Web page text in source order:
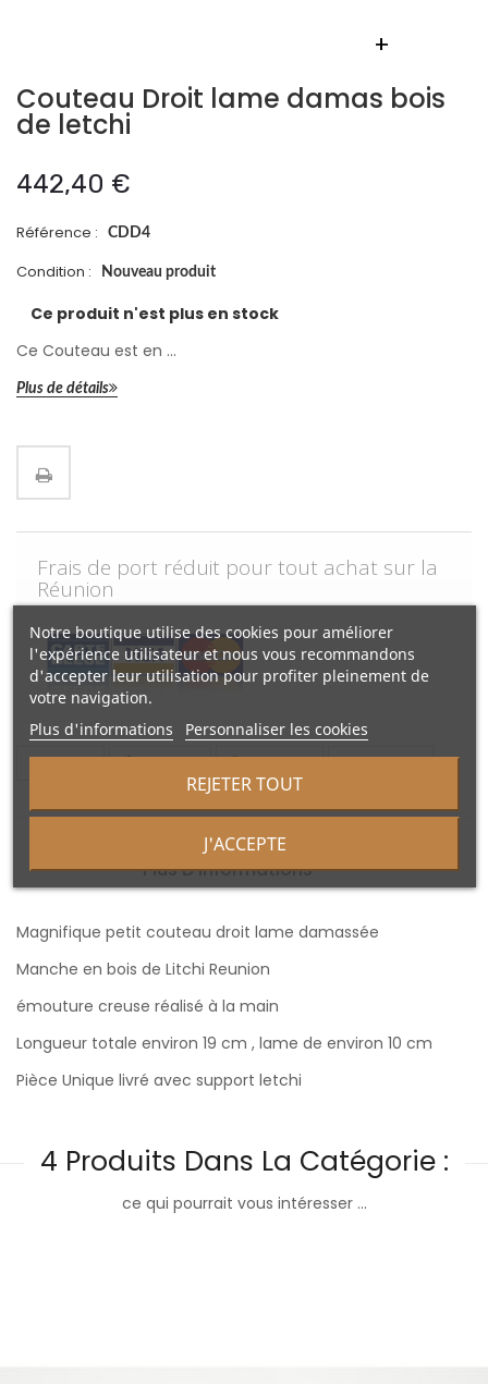
+
Couteau Droit lame damas bois
de letchi
442,40 €
Référence : CDD4
Condition : Nouveau produit
Ce produit n'est plus en stock
Ce Couteau est en ...
Plus de détails
Frais de port réduit pour tout achat sur la
Réunion
Tweet Partager Google+ Pinterest
Plus D'informations
Magnifique petit couteau droit lame damassée
Manche en bois de Litchi Reunion
émouture creuse réalisé à la main
Longueur totale environ 19 cm , lame de environ 10 cm
Pièce Unique livré avec support letchi
4 Produits Dans La Catégorie :
ce qui pourrait vous intéresser ...
Notre boutique utilise des cookies pour améliorer
l'expérience utilisateur et nous vous recommandons
d'accepter leur utilisation pour profiter pleinement de
votre navigation.
Plus d'informations
Personnaliser les cookies
REJETER TOUT
J'ACCEPTE